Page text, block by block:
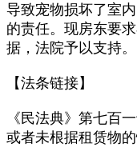
导致宠物损坏了室
的责任。现房东要
据，法院予以支持。
【法条链接】
《民法典》第七百
或者未根据租赁物